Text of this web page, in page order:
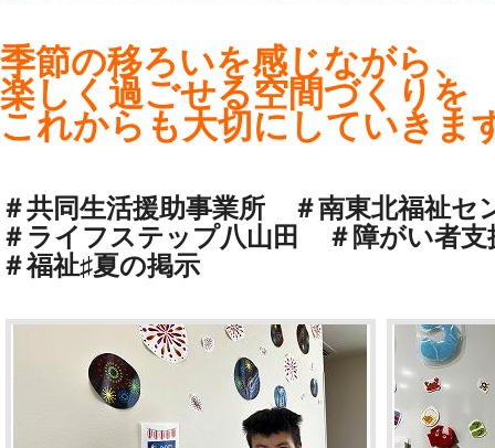
季節の移ろいを感じながら、
楽しく過ごせる空間づくりを
これからも大切にしていき
＃共同生活援助事業所 ＃南東北福祉セ
＃ライフステップ八山田 ＃障がい者
＃福祉♯夏の掲示